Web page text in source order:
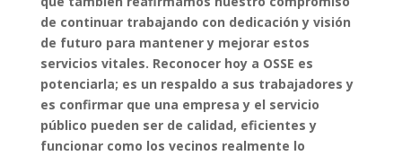
de continuar trabajando con dedicación y visión
de futuro para mantener y mejorar estos
servicios vitales. Reconocer hoy a OSSE es
potenciarla; es un respaldo a sus trabajadores y
es confirmar que una empresa y el servicio
público pueden ser de calidad, eficientes y
funcionar como los vecinos realmente lo